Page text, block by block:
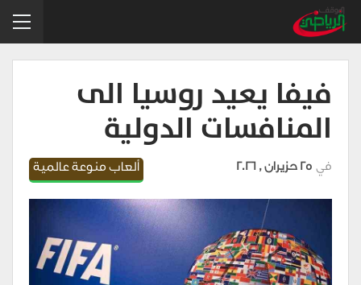
فيفا يعيد روسيا الى
المنافسات الدولية
ألعاب منوعة عالمية في 25 حزيران , 2026